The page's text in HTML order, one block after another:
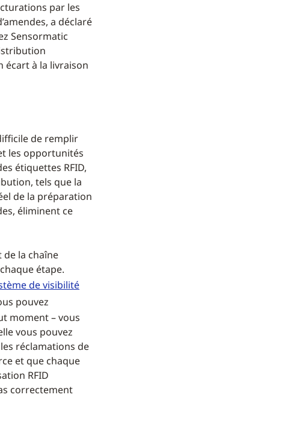
par les
a déclaré
Sensormatic
écart à la livraison
de remplir
les opportunités
étiquettes RFID,
tels que la
de la préparation
éliminent ce
la chaîne
étape.
de visibilité
pouvez
moment – vous
vous pouvez
réclamations de
et que chaque
RFID
correctement